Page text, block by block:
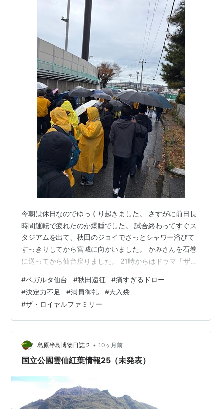
今朝は休日なのでゆっくり起きました。 さすがに前日長
時間運転で疲れたのか爆睡でした。 試合終わってすぐス
タジアムを出て、秋田のジョイでさっとシャワー浴びて
すっきりしてから宮城に向かいました。 かみさんを石巻
に送ってから仙台戻りました。 21時からはドラマ「ザロ
マってます。 仙台サポになる前４０代前後くらいに競馬
に夢中だった時期もあっていろいろ奥が深いので血統や
騎手、生産者についてもいろいろ調べたりもした時期も
ありドラマの背景とかも理解できるからより面白いので
す。 もう試合の結果とは忘れて（忘れたくて？）見入っ
てました。 帰宅してまた録画をビー…
#ベガルタ仙台 #秋田遠征 #痛すぎるドロー
#決定力不足 #満員御礼 #大入袋
#ザ・ロイヤルファミリー
島原半島博物日誌２ • 10ヶ月前
国立公園雲仙紅葉情報25（未発表）